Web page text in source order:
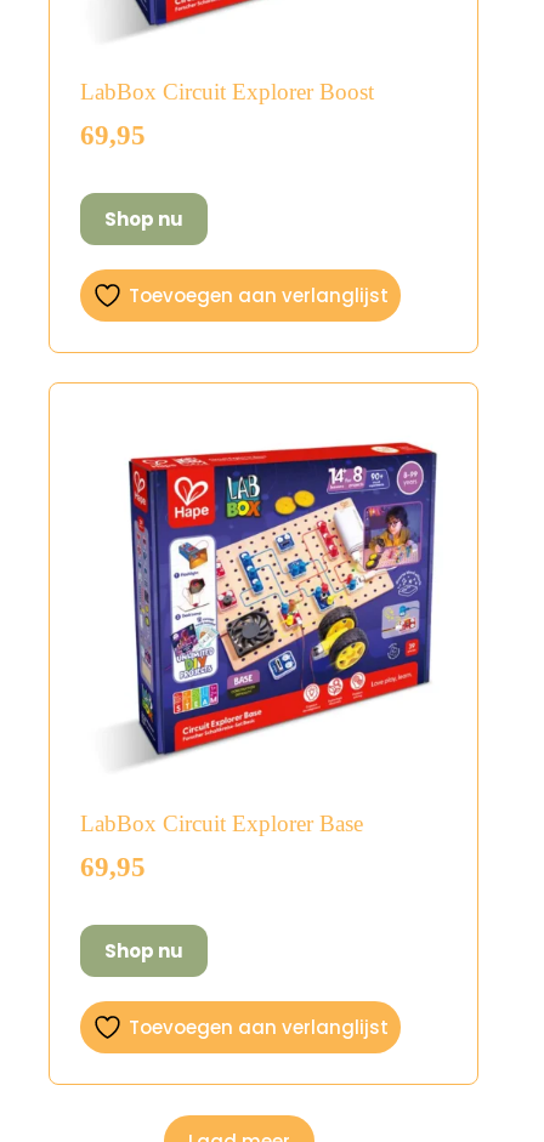
LabBox Circuit Explorer Boost
69,95
Shop nu
Toevoegen aan verlanglijst
LabBox Circuit Explorer Base
69,95
Shop nu
Toevoegen aan verlanglijst